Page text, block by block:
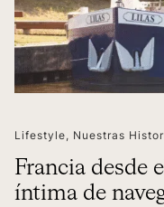
Lifestyle, Nuestras
Francia desde
íntima de